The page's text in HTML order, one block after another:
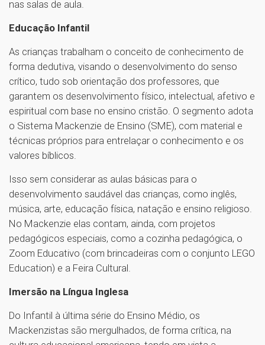
nas salas de aula.
Educação Infantil
As crianças trabalham o conceito de conhecimento de
forma dedutiva, visando o desenvolvimento do senso
crítico, tudo sob orientação dos professores, que
garantem os desenvolvimento físico, intelectual, afetivo e
espiritual com base no ensino cristão. O segmento adota
o Sistema Mackenzie de Ensino (SME), com material e
técnicas próprios para entrelaçar o conhecimento e os
valores bíblicos.
Isso sem considerar as aulas básicas para o
desenvolvimento saudável das crianças, como inglês,
música, arte, educação física, natação e ensino religioso.
No Mackenzie elas contam, ainda, com projetos
pedagógicos especiais, como a cozinha pedagógica, o
Zoom Educativo (com brincadeiras com o conjunto LEGO
Education) e a Feira Cultural.
Imersão na Língua Inglesa
Do Infantil à última série do Ensino Médio, os
Mackenzistas são mergulhados, de forma crítica, na